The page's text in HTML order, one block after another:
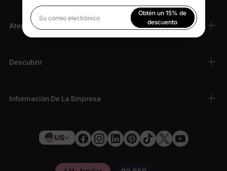
Atención Al Cliente
Descubrir
Información De La Empresa
US
Su correo electrónico
Obtén un 15% de
descuento